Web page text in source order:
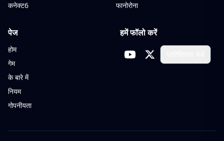
कनेक्ट6
फानोरोना
पेज
होम
गेम
के बारे में
नियम
गोपनीयता
हमें फॉलो करें